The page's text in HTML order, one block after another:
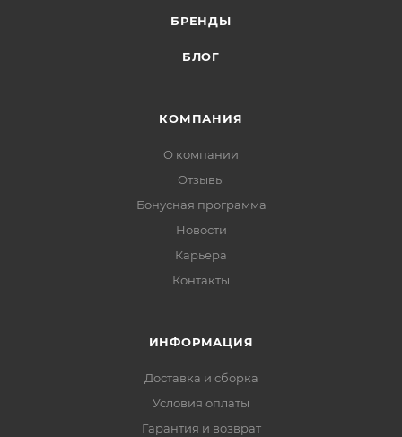
БРЕНДЫ
БЛОГ
КОМПАНИЯ
О компании
Отзывы
Бонусная программа
Новости
Карьера
Контакты
ИНФОРМАЦИЯ
Доставка и сборка
Условия оплаты
Гарантия и возврат